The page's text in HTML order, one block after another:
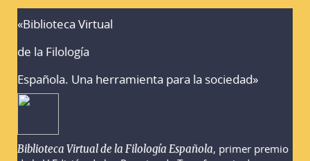
«Biblioteca Virtual
de la Filología
Española. Una herramienta para la sociedad»
Biblioteca Virtual de la Filología Española, primer premio